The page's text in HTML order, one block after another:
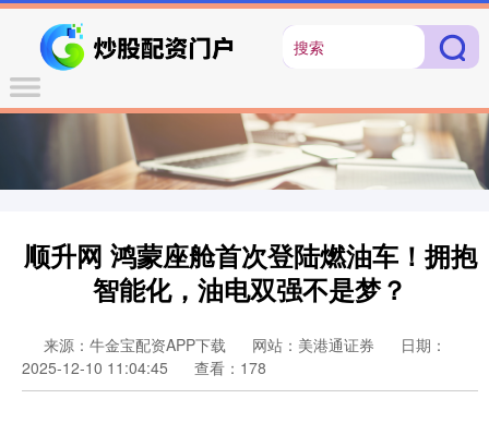
顺升网 鸿蒙座舱首次登陆燃油车！拥抱
智能化，油电双强不是梦？
来源：牛金宝配资APP下载 网站：美港通证券
日期：
2025-12-10 11:04:45
查看：178